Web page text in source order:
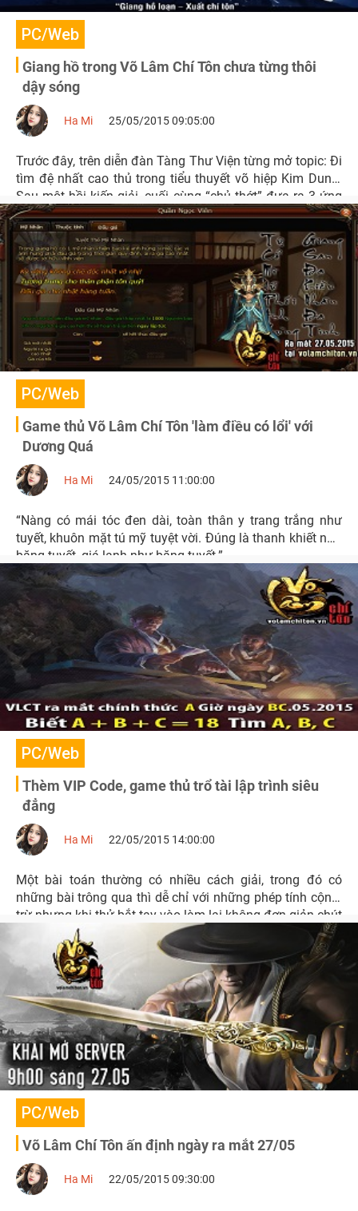
PC/Web
Giang hồ trong Võ Lâm Chí Tôn chưa từng thôi
dậy sóng
Ha Mi 25/05/2015 09:05:00
Trước đây, trên diễn đàn Tàng Thư Viện từng mở topic: Đi
tìm đệ nhất cao thủ trong tiểu thuyết võ hiệp Kim Dung.
Sau một hồi kiến giải, cuối cùng “chủ thớt” đưa ra 3 ứng
cử viên sáng giá và khả dĩ nhất cho danh hiệu này, đó là:
Đạt Ma Tổ Sư, Trương Tam Phong và Độc Cô Cầu Bại.
PC/Web
Game thủ Võ Lâm Chí Tôn 'làm điều có lổi' với
Dương Quá
Ha Mi 24/05/2015 11:00:00
“Nàng có mái tóc đen dài, toàn thân y trang trắng như
tuyết, khuôn mặt tú mỹ tuyệt vời. Đúng là thanh khiết như
băng tuyết, giá lạnh như băng tuyết.”
PC/Web
Thèm VIP Code, game thủ trổ tài lập trình siêu
đẳng
Ha Mi 22/05/2015 14:00:00
Một bài toán thường có nhiều cách giải, trong đó có
những bài trông qua thì dễ chỉ với những phép tính cộng-
trừ nhưng khi thử bắt tay vào làm lại không đơn giản chút
PC/Web
Võ Lâm Chí Tôn ấn định ngày ra mắt 27/05
Ha Mi 22/05/2015 09:30:00